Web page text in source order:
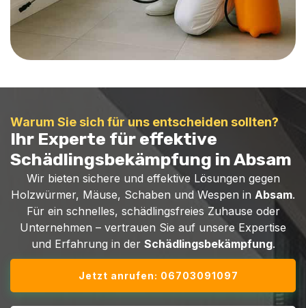
Warum Sie sich für uns entscheiden sollten?
Ihr Experte für effektive
Schädlingsbekämpfung in Absam
Wir bieten sichere und effektive Lösungen gegen
Holzwürmer, Mäuse, Schaben und Wespen in Absam.
Für ein schnelles, schädlingsfreies Zuhause oder
Unternehmen – vertrauen Sie auf unsere Expertise
und Erfahrung in der Schädlingsbekämpfung.
Jetzt anrufen: 06703091097